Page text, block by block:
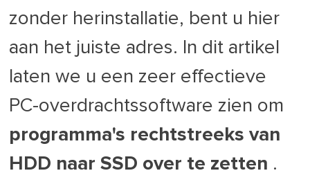
zonder herinstallatie, bent u hier
aan het juiste adres. In dit artikel
laten we u een zeer effectieve
PC-overdrachtssoftware zien om
programma's rechtstreeks van
HDD naar SSD over te zetten .